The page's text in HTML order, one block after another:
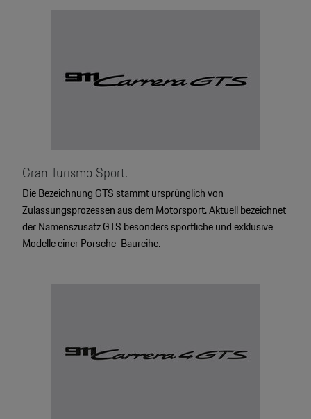
Gran Turismo Sport.
Die Bezeichnung GTS stammt ursprünglich von
Zulassungsprozessen aus dem Motorsport. Aktuell bezeichnet
der Namenszusatz GTS besonders sportliche und exklusive
Modelle einer Porsche-Baureihe.